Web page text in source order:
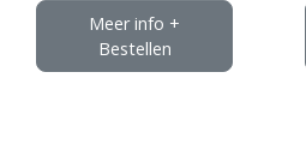
Meer info +
Bestellen